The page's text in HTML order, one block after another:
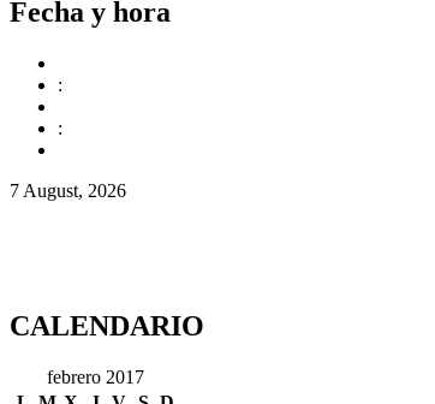
Fecha y hora
:
:
7 August, 2026
CALENDARIO
febrero 2017